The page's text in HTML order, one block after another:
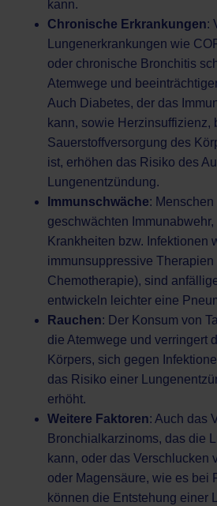
kann.
Chronische Erkrankungen:
Lungenerkrankungen wie
oder chronische Bronchitis
Atemwege und
Auch Diabetes, der das
kann, sowie Herzinsuffizienz,
Sauerstoffversorgung des
ist, erhöhen das Risiko des
Lungenentzündung.
Immunschwäche:
geschwächten
Krankheiten bzw. Infektionen
immunsuppressive Therapien
Chemotherapie), sind
entwickeln leichter eine
Rauchen: Der Konsum von
die Atemwege und verringert
Körpers, sich gegen
das Risiko einer
erhöht.
Weitere Faktoren: Auch das
Bronchialkarzinoms, das die
kann, oder das Verschlucken
oder Magensäure, wie es bei
können die Entstehung einer